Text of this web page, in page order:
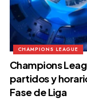
CHAMPIONS LEAGUE
Champions
partidos y
Fase de Liga